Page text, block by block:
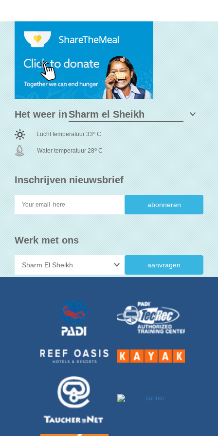
Inschrijven nieuwsbrief
Werk met ons
aanvragen
Het weer in
Lucht temperatuur 33o C
Water temperatuur 28o C